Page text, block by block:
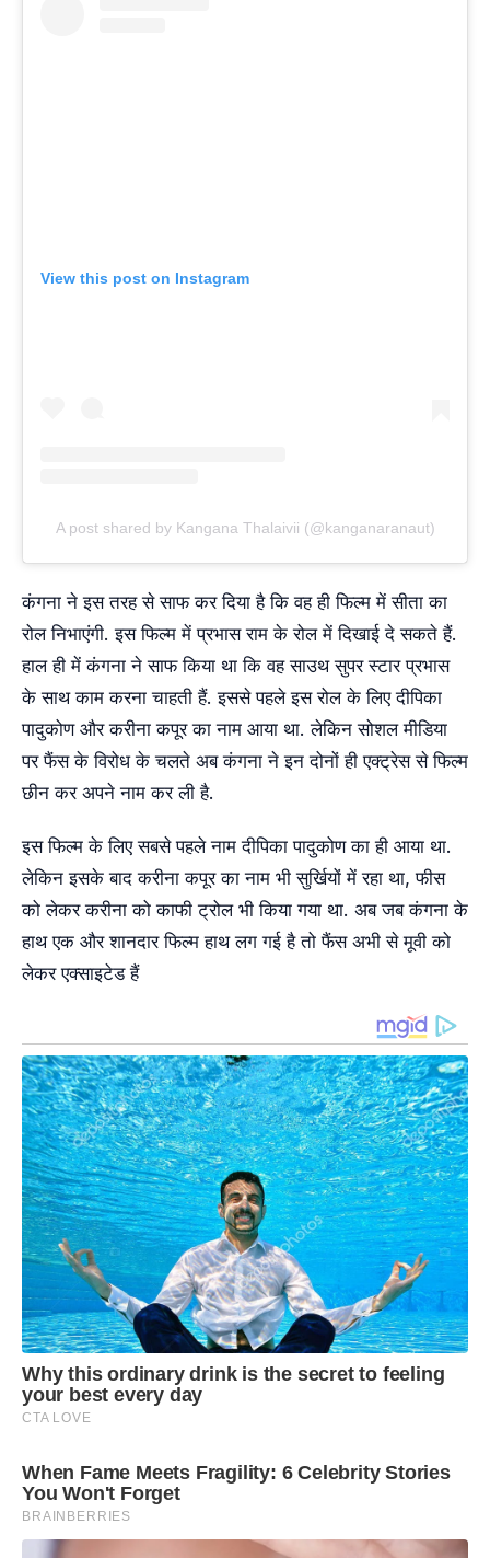
View this post on Instagram
A post shared by Kangana Thalaivii (@kanganaranaut)
कंगना ने इस तरह से साफ कर दिया है कि वह ही फिल्म में सीता का
रोल निभाएंगी. इस फिल्म में प्रभास राम के रोल में दिखाई दे सकते हैं.
हाल ही में कंगना ने साफ किया था कि वह साउथ सुपर स्टार प्रभास
के साथ काम करना चाहती हैं. इससे पहले इस रोल के लिए दीपिका
पादुकोण और करीना कपूर का नाम आया था. लेकिन सोशल मीडिया
पर फैंस के विरोध के चलते अब कंगना ने इन दोनों ही एक्ट्रेस से फिल्म
छीन कर अपने नाम कर ली है.
इस फिल्म के लिए सबसे पहले नाम दीपिका पादुकोण का ही आया था.
लेकिन इसके बाद करीना कपूर का नाम भी सुर्खियों में रहा था, फीस
को लेकर करीना को काफी ट्रोल भी किया गया था. अब जब कंगना के
हाथ एक और शानदार फिल्म हाथ लग गई है तो फैंस अभी से मूवी को
लेकर एक्साइटेड हैं